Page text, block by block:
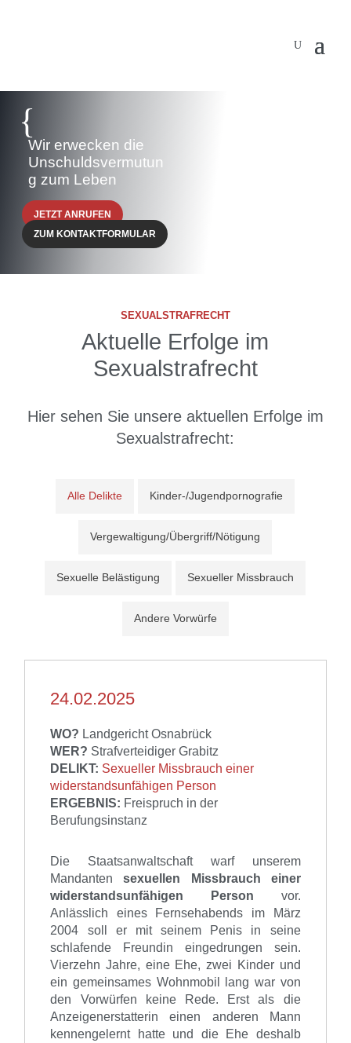
{
Wir erwecken die
Unschuldsvermutun
g zum Leben
JETZT ANRUFEN
ZUM KONTAKTFORMULAR
SEXUALSTRAFRECHT
Aktuelle Erfolge im
Sexualstrafrecht
Hier sehen Sie unsere aktuellen Erfolgeim
Sexualstrafrecht:
Alle Delikte Kinder-/Jugendpornografie
Vergewaltigung/Übergriff/Nötigung
Sexuelle Belästigung Sexueller Missbrauch
Andere Vorwürfe
24.02.2025
WO? Landgericht Osnabrück
WER? Strafverteidiger Grabitz
DELIKT: Sexueller Missbrauch einer
widerstandsunfähigen Person
ERGEBNIS: Freispruch in der
Berufungsinstanz
Die Staatsanwaltschaft warf unserem
Mandantensexuellen Missbrauch einer
widerstandsunfähigen Person vor.
Anlässlich eines Fernsehabends im März
2004 soll er mit seinem Penis in seine
schlafende Freundin eingedrungen sein.
Vierzehn Jahre, eine Ehe, zwei Kinder und
ein gemeinsames Wohnmobil lang war von
den Vorwürfen keine Rede. Erst als die
Anzeigenerstatterin einen anderen Mann
kennengelernt hatte und die Ehe deshalb